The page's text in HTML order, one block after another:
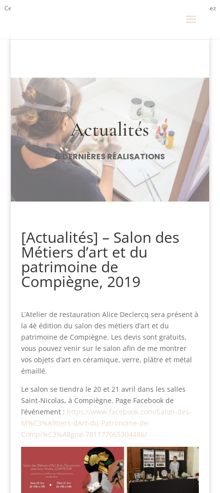
Ce site utilise Google Analytics. En continuant à naviguer, vous nous autorisez
En savoir plus ou
Actualités
& DERNIÈRES RÉALISATIONS
[Actualités] – Salon des
Métiers d’art et du
patrimoine de
Compiègne, 2019
L’Atelier de restauration Alice Declercq sera présent à
la 4è édition du salon des métiers d’art et du
patrimoine de Compiègne. Les devis sont gratuits,
vous pouvez venir sur le salon afin de me montrer
vos objets d’art en céramique, verre, plâtre et métal
émaillé.
Le salon se tiendra le 20 et 21 avril dans les salles
Saint-Nicolas, à Compiègne. Page Facebook de
l’événement : https://www.facebook.com/Salon-des-
M%C3%A9tiers-dArt-du-Patrimoine-de-
Compi%C3%A8gne-781177065304486/